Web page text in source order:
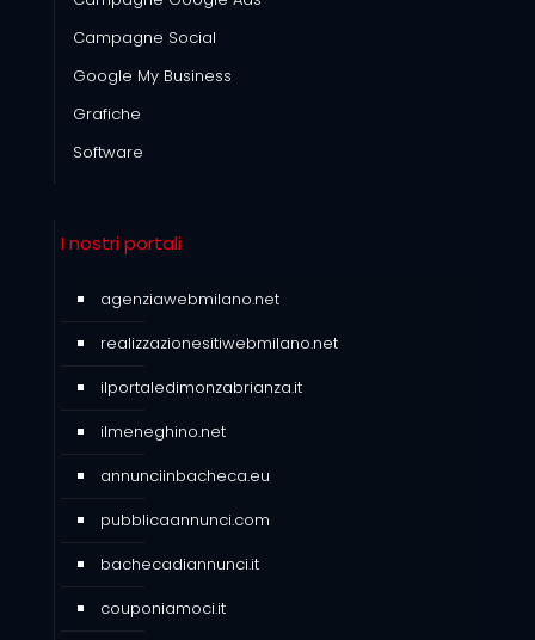
Campagne Social
Google My Business
Grafiche
Software
I nostri portali
agenziawebmilano.net
realizzazionesitiwebmilano.net
ilportaledimonzabrianza.it
ilmeneghino.net
annunciinbacheca.eu
pubblicaannunci.com
bachecadiannunci.it
couponiamoci.it